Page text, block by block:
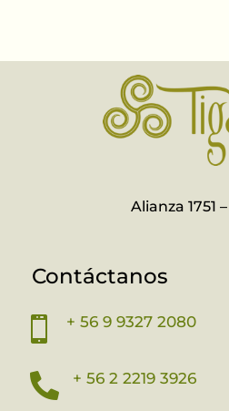
Alianza 1751
Contáctanos
 + 56 9 9327 2080
 + 56 2 2219 3926